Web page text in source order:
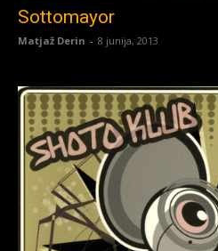
Sottomayor
Matjaž Derin - 8 junija, 2013